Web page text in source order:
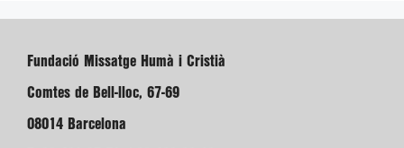
Fundació Missatge Humà i Cristià
Comtes de Bell-lloc, 67-69
08014 Barcelona